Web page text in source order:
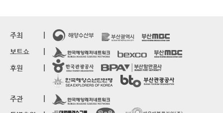
주최
보트쇼
후원
주관